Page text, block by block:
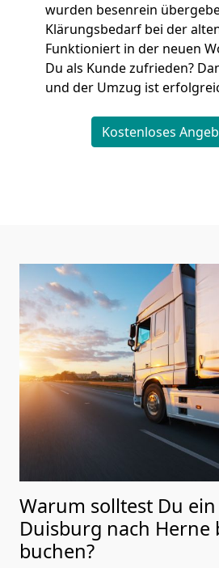
wurden besenrein
Klärungsbedarf bei der
Funktioniert in der neuen
Du als Kunde zufrieden?
und der Umzug ist
Kostenloses
Warum solltest Du
Duisburg nach Herne
buchen?